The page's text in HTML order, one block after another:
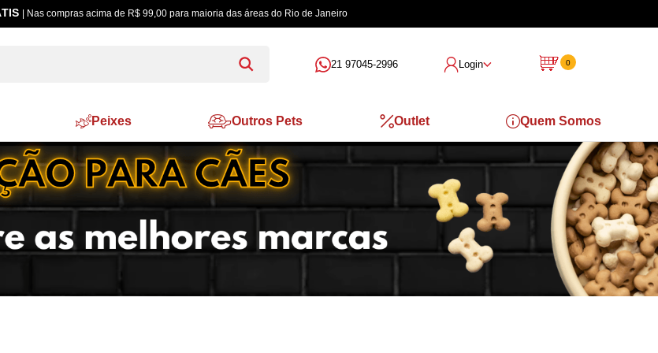
5% à Vista| Pagamento Pix ou Boleto Bancário
21 97045-2996 Login 0
Peixes Outros Pets Outlet Quem Somos